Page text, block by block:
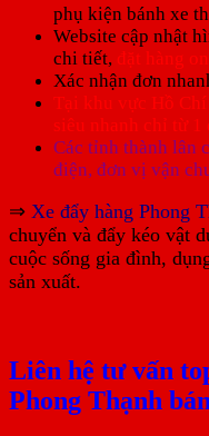
phụ kiện bánh xe
Website cập nhật
chi tiết, đặt hàng
Xác nhận đơn
Tại khu vực Hồ
siêu nhanh chỉ từ 1
Các tỉnh thành lân
điện, đơn vị vận
⇒ Xe đẩy hàng Phong
chuyển và đẩy kéo vật
cuộc sống gia đình,
sản xuất.
Liên hệ tư vấn
Phong Thạnh